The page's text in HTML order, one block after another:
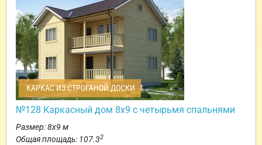
КАРКАС ИЗ СТРОГАНОЙ ДОСКИ
№128 Каркасный дом 8х9 с четырьмя спальнями
Размер: 8х9 м
Общая площадь: 107.32